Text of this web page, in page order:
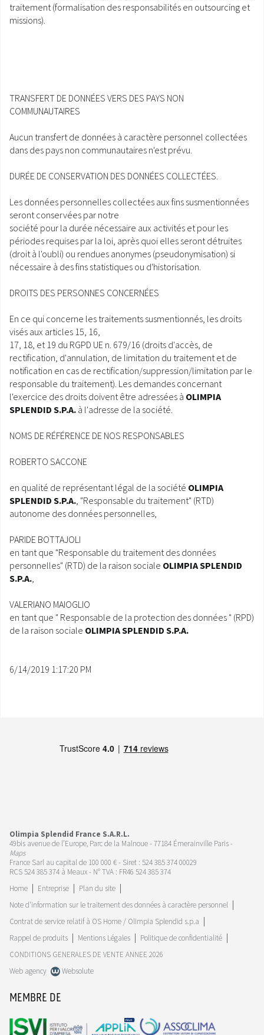
traitement (formalisation des responsabilités en outsourcing et
missions).
TRANSFERT DE DONNÉES VERS DES PAYS NON
COMMUNAUTAIRES
Aucun transfert de données à caractère personnel collectées
dans des pays non communautaires n'est prévu.
DURÉE DE CONSERVATION DES DONNÉES COLLECTÉES.
Les données personnelles collectées aux fins susmentionnées
seront conservées par notre
société pour la durée nécessaire aux activités et pour les
périodes requises par la loi, après quoi elles seront détruites
(droit à l'oubli) ou rendues anonymes (pseudonymisation) si
nécessaire à des fins statistiques ou d'historisation.
DROITS DES PERSONNES CONCERNÉES
En ce qui concerne les traitements susmentionnés, les droits
visés aux articles 15, 16,
17, 18, et 19 du RGPD UE n. 679/16 (droits d'accès, de
rectification, d'annulation, de limitation du traitement et de
notification en cas de rectification/suppression/limitation par le
responsable du traitement). Les demandes concernant
l'exercice des droits doivent être adressées à OLIMPIA
SPLENDID S.P.A. à l'adresse de la société.
NOMS DE RÉFÉRENCE DE NOS RESPONSABLES
ROBERTO SACCONE
en qualité de représentant légal de la société OLIMPIA
SPLENDID S.P.A., "Responsable du traitement" (RTD)
autonome des données personnelles,
PARIDE BOTTAJOLI
en tant que "Responsable du traitement des données
personnelles" (RTD) de la raison sociale OLIMPIA SPLENDID
S.P.A.,
VALERIANO MAIOGLIO
en tant que " Responsable de la protection des données " (RPD)
de la raison sociale OLIMPIA SPLENDID S.P.A.
6/14/2019 1:17:20 PM
Olimpia Splendid France S.A.R.L.
49bis avenue de l’Europe, Parc de la Malnoue - 77184 Émerainville Paris -
Maps
France Sarl au capital de 100 000 € - Siret : 524 385 374 00029
RCS 524 385 374 à Meaux - N° TVA : FR46 524 385 374
Home
Entreprise
Plan du site
Note d'information sur le traitement des données à caractère personnel
Contrat de service relatif à OS Home / Olimpia Splendid s.p.a
Rappel de produits
Mentions Légales
Politique de confidentialité
CONDITIONS GENERALES DE VENTE ANNEE 2026
Web agency
Websolute
MEMBRE DE